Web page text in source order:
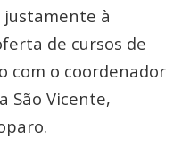
justamente à
de cursos de
com o coordenador
São Vicente,